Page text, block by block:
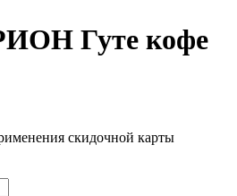
Гуте кофе
скидочной карты